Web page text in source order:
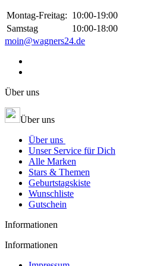
Montag-Freitag: 10:00-19:00
Samstag
10:00-18:00
moin@wagners24.de
Über uns
Über uns
Über uns
Unser Service für Dich
Alle Marken
Stars & Themen
Geburtstagskiste
Wunschliste
Gutschein
Informationen
Informationen